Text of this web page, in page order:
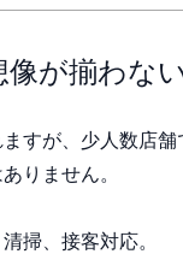
が揃わな
すが、少人数店
りません。
掃、接客対応。